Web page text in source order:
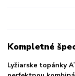
Kompletné
Lyžiarske topánky